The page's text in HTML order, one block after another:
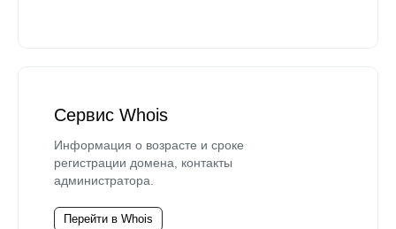
Сервис Whois
Информация о возрасте и сроке
регистрации домена, контакты
администратора.
Перейти в Whois